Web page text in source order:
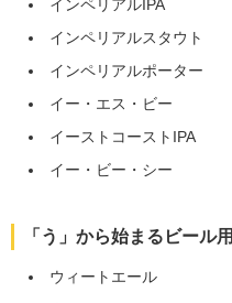
インペリアルIPA
インペリアルスタウト
インペリアルポーター
イー・エス・ビー
イーストコーストIPA
イー・ビー・シー
「う」から始まるビール
ウィートエール